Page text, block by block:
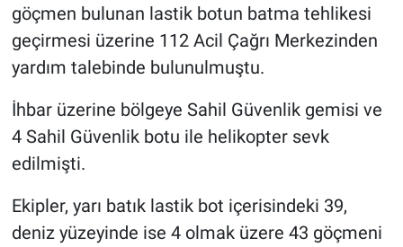
göçmen bulunan lastik botun batma tehlikesi
geçirmesi üzerine 112 Acil Çağrı Merkezinden
yardım talebinde bulunulmuştu.
İhbar üzerine bölgeye Sahil Güvenlik gemisi ve
4 Sahil Güvenlik botu ile helikopter sevk
edilmişti.
Ekipler, yarı batık lastik bot içerisindeki 39,
deniz yüzeyinde ise 4 olmak üzere 43 göçmeni